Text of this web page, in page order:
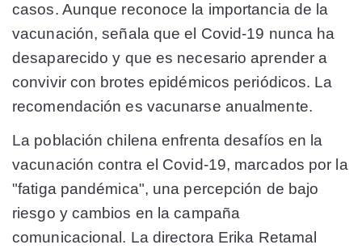
casos. Aunque reconoce la importancia de la
vacunación, señala que el Covid-19 nunca ha
desaparecido y que es necesario aprender a
convivir con brotes epidémicos periódicos. La
recomendación es vacunarse anualmente.
La población chilena enfrenta desafíos en la
vacunación contra el Covid-19, marcados por la
"fatiga pandémica", una percepción de bajo
riesgo y cambios en la campaña
comunicacional. La directora Erika Retamal